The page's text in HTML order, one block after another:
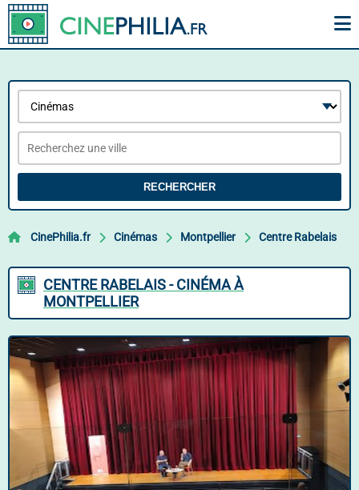
RECHERCHER
CinePhilia.fr Cinémas Montpellier Centre Rabelais
CENTRE RABELAIS - CINÉMA À
MONTPELLIER